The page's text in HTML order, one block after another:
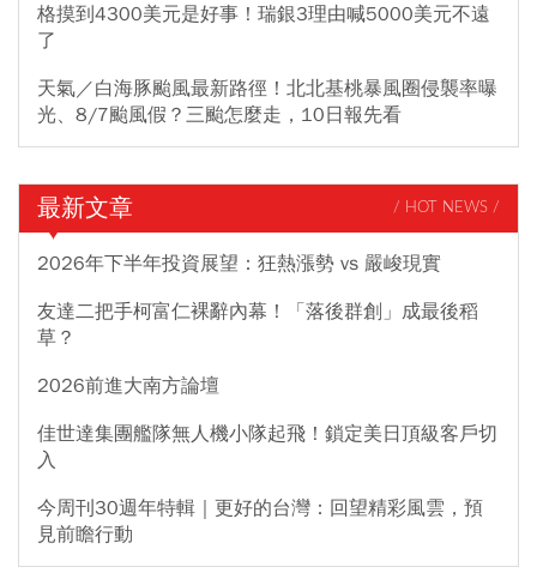
格摸到4300美元是好事！瑞銀3理由喊5000美元不遠
了
天氣／白海豚颱風最新路徑！北北基桃暴風圈侵襲率曝
光、8/7颱風假？三颱怎麼走，10日報先看
最新文章 / HOT NEWS /
2026年下半年投資展望：狂熱漲勢 vs 嚴峻現實
友達二把手柯富仁裸辭內幕！「落後群創」成最後稻
草？
2026前進大南方論壇
佳世達集團艦隊無人機小隊起飛！鎖定美日頂級客戶切
入
今周刊30週年特輯｜更好的台灣：回望精彩風雲，預
見前瞻行動